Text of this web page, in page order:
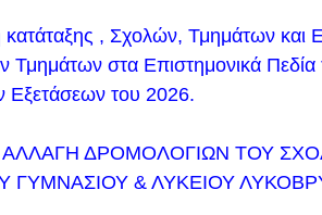
προκειμένου να δουν πού
φετινές εξετάσεις καθώς και τις
υποβολής
, Σχολών, Τμημάτων και
Τμημάτων στα Επιστημονικά Πεδία
Εξετάσεων του 2026.
ΑΛΛΑΓΗ ΔΡΟΜΟΛΟΓΙΩΝ ΤΟΥ
ΓΥΜΝΑΣΙΟΥ & ΛΥΚΕΙΟΥ